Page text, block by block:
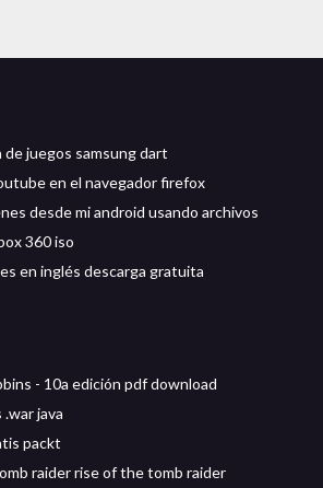
juegos samsung dart
en el navegador firefox
desde mi android usando archivos
360 iso
en inglés descarga gratuita
- 10a edición pdf download
java
packt
raider rise of the tomb raider